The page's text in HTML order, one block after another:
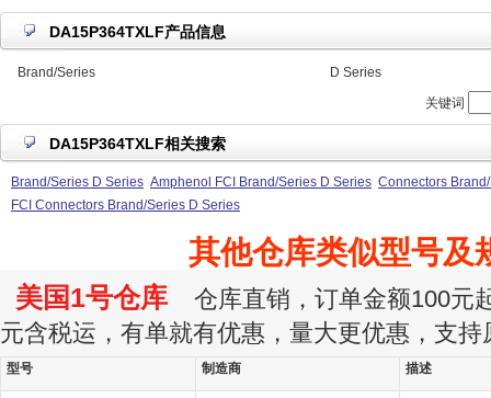
DA15P364TXLF产品信息
Brand/Series
D Series
关键词
DA15P364TXLF相关搜索
Brand/Series D Series Amphenol FCI Brand/Series D Series Connectors
FCI Connectors Brand/Series D Series
其他仓库类似型号及
美国1号仓库 仓库直销，订单金额100元
元含税运，有单就有优惠，量大更优惠，支持
型号 制造商 描述